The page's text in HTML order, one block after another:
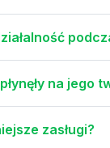
na jego
zasługi?